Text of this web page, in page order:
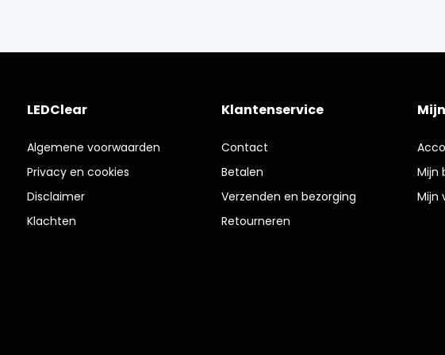
LEDClear
Algemene voorwaarden
Privacy en cookies
Disclaimer
Klachten
Klantenservice
Contact
Betalen
Verzenden en bezorging
Retourneren
Mijn
Mijn